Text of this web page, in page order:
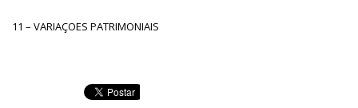
11 – VARIAÇOES PATRIMONIAIS